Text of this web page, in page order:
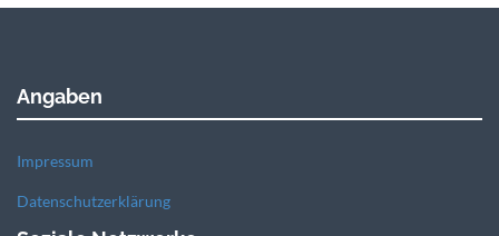
Angaben
Impressum
Datenschutzerklärung